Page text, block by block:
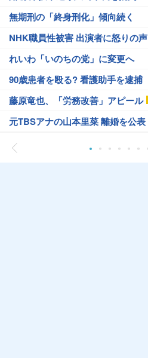
無期刑の「終身刑化」傾向続く
NHK職員性被害 出演者に怒りの声
れいわ「いのちの党」に変更へ
90歳患者を殴る? 看護助手を逮捕
藤原竜也、「労務改善」アピール
元TBSアナの山本里菜 離婚を公表